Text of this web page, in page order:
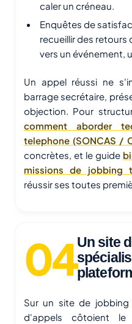
caler un créneau.
Enquêtes de
recueillir des
vers un événement,
Un appel réussi ne
barrage secrétaire,
objection. Pour
comment aborder
telephone (SONCAS /
concrètes, et le guide
missions de jobbing
réussir ses toutes
Un site
Sur un site de jobbing
d'appels côtoient